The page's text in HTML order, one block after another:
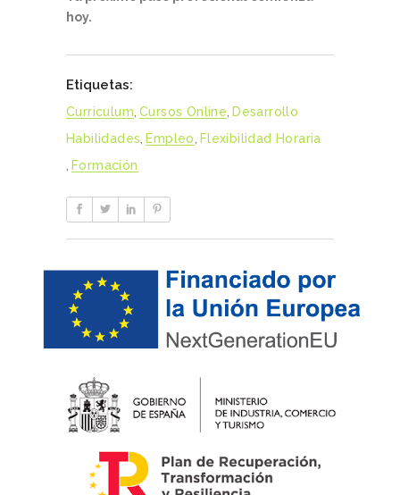
hoy.
Etiquetas:
Curriculum, Cursos Online, Desarrollo
Habilidades, Empleo, Flexibilidad Horaria
, Formación